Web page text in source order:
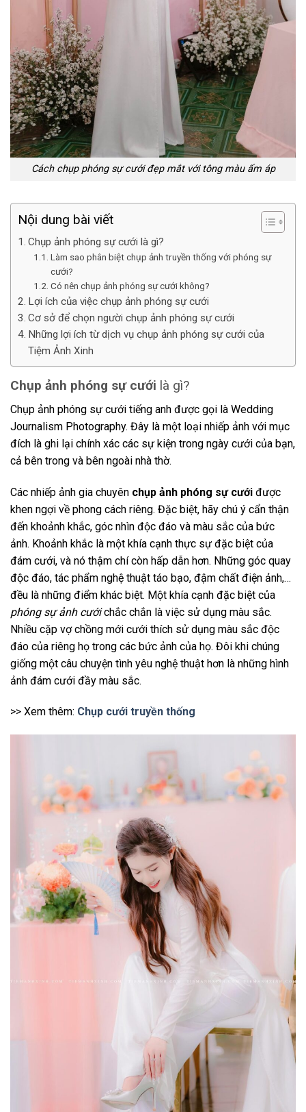
Cách chụp phóng sự cưới đẹp mắt với tông màu ấm áp
Nội dung bài viết
Chụp ảnh phóng sự cưới là gì?
Làm sao phân biệt chụp ảnh truyền thống với phóng sự
cưới?
Có nên chụp ảnh phóng sự cưới không?
Lợi ích của việc chụp ảnh phóng sự cưới
Cơ sở để chọn người chụp ảnh phóng sự cưới
Những lợi ích từ dịch vụ chụp ảnh phóng sự cưới của
Tiệm Ảnh Xinh
Chụp ảnh phóng sự cưới là gì?
Chụp ảnh phóng sự cưới tiếng anh được gọi là Wedding
Journalism Photography. Đây là một loại nhiếp ảnh với mục
đích là ghi lại chính xác các sự kiện trong ngày cưới của bạn,
cả bên trong và bên ngoài nhà thờ.
Các nhiếp ảnh gia chuyên chụp ảnh phóng sự cưới được
khen ngợi về phong cách riêng. Đặc biệt, hãy chú ý cẩn thận
đến khoảnh khắc, góc nhìn độc đáo và màu sắc của bức
ảnh. Khoảnh khắc là một khía cạnh thực sự đặc biệt của
đám cưới, và nó thậm chí còn hấp dẫn hơn. Những góc quay
độc đáo, tác phẩm nghệ thuật táo bạo, đậm chất điện ảnh,…
đều là những điểm khác biệt. Một khía cạnh đặc biệt của
phóng sự ảnh cướichắc chắn là việc sử dụng màu sắc.
Nhiều cặp vợ chồng mới cưới thích sử dụng màu sắc độc
đáo của riêng họ trong các bức ảnh của họ. Đôi khi chúng
giống một câu chuyện tình yêu nghệ thuật hơn là những hình
ảnh đám cưới đầy màu sắc.
>> Xem thêm: Chụp cưới truyền thống